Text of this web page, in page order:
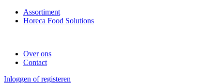
Assortiment
Horeca Food Solutions
Over ons
Contact
Inloggen of registeren